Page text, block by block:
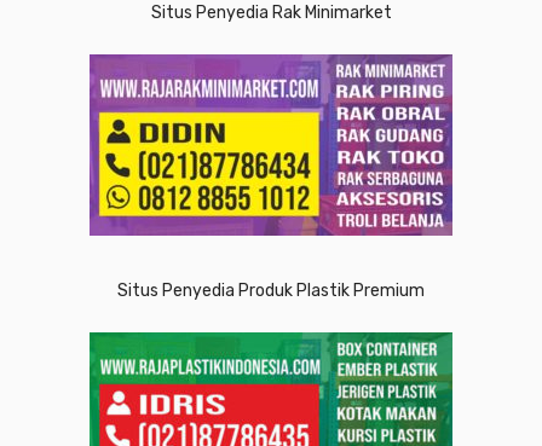
Situs Penyedia Rak Minimarket
Situs Penyedia Produk Plastik Premium